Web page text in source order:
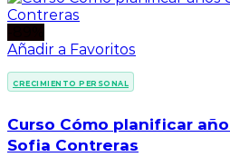
Añadir a Favoritos
Curso Cómo planificar
Sofia Contreras
CRECIMIENTO PERSONAL